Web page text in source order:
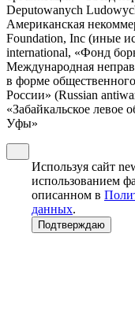
Deputowanych
Американская
Foundation, Inc (иные
international, «Фонд
Международная
в форме
России» (Russian
«Забайкальское левое
Уфы»
Используя сайт
использованием
описанном в
данных.
Подтверждаю